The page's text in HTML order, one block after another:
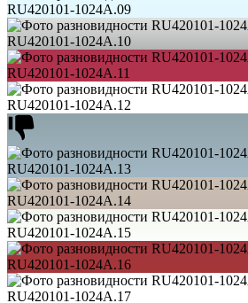
RU420101-1024A.09
RU420101-1024A.10
RU420101-1024A.11
RU420101-1024A.12
RU420101-1024A.13
RU420101-1024A.14
RU420101-1024A.15
RU420101-1024A.16
RU420101-1024A.17